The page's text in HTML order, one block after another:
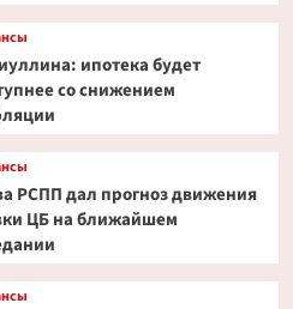
ипотека будет
со снижением
РСПП дал прогноз движения
ЦБ на ближайшем